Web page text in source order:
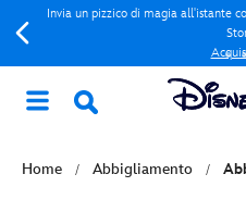
Invia un pizzico di magia all'istante
Home Abbigliamento